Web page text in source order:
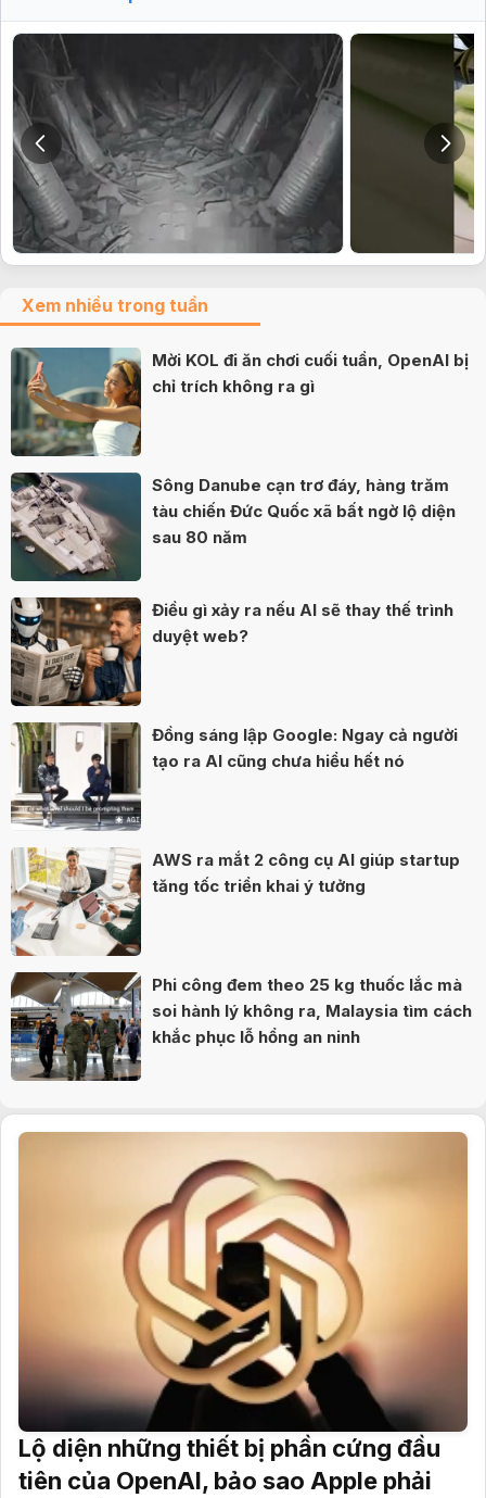
Xem nhiều trong tuần
Mời KOL đi ăn chơi cuối tuần, OpenAI bị
chỉ trích không ra gì
Sông Danube cạn trơ đáy, hàng trăm
tàu chiến Đức Quốc xã bất ngờ lộ diện
sau 80 năm
Điều gì xảy ra nếu AI sẽ thay thế trình
duyệt web?
Đồng sáng lập Google: Ngay cả người
tạo ra AI cũng chưa hiểu hết nó
AWS ra mắt 2 công cụ AI giúp startup
tăng tốc triển khai ý tưởng
Phi công đem theo 25 kg thuốc lắc mà
soi hành lý không ra, Malaysia tìm cách
khắc phục lỗ hổng an ninh
Lộ diện những thiết bị phần cứng đầu
tiên của OpenAI, bảo sao Apple phải